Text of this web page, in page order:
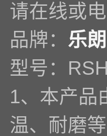
请在线或
品牌： 乐
型号：
1、本产品
温、耐磨